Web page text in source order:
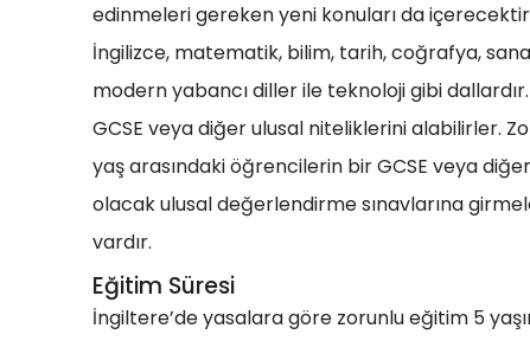
edinmeleri gereken yeni konuları da
İngilizce, matematik, bilim, tarih, coğrafya,
modern yabancı diller ile teknoloji gibi
GCSE veya diğer ulusal niteliklerini alabilirler.
yaş arasındaki öğrencilerin bir GCSE veya
olacak ulusal değerlendirme sınavlarına
vardır.
Eğitim Süresi
İngiltere’de yasalara göre zorunlu eğitim 5